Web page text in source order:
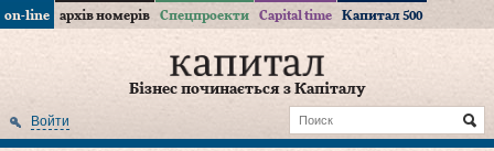
on-line архів номерів Спецпроекти Capital time Капитал 500
Бізнес починається з Капіталу
Войти